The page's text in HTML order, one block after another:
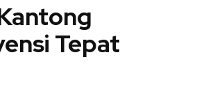
Tepat